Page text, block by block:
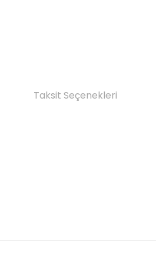
Taksit Seçenekleri